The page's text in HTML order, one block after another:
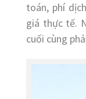
toán, phí
giá thực tế.
cuối cùng